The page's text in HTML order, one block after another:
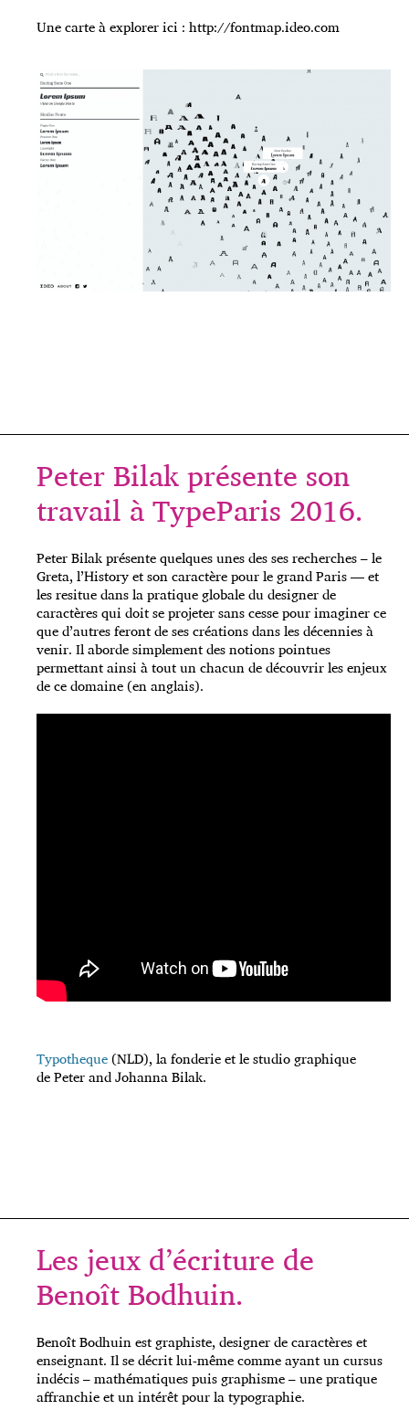
Une carte à explorer ici : http://fontmap.ideo.com
Peter Bilak présente son
travail à TypeParis 2016.
Peter Bilak présente quelques unes des ses recherches – le
Greta, l’History et son caractère pour le grand Paris — et
les resitue dans la pratique globale du designer de
caractères qui doit se projeter sans cesse pour imaginer ce
que d’autres feront de ses créations dans les décennies à
venir. Il aborde simplement des notions pointues
permettant ainsi à tout un chacun de découvrir les enjeux
de ce domaine (en anglais).
Typotheque (NLD), la fonderie et le studio graphique
de Peter and Johanna Bilak.
Les jeux d’écriture de
Benoît Bodhuin.
Benoît Bodhuin est graphiste, designer de caractères et
enseignant. Il se décrit lui-même comme ayant un cursus
indécis – mathématiques puis graphisme – une pratique
affranchie et un intérêt pour la typographie.